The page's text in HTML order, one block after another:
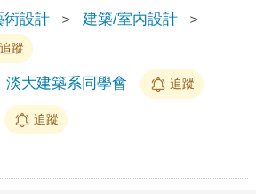
術設計 ＞ 建築/室內設計
＞
追蹤
淡大建築系同學會 追蹤
追蹤